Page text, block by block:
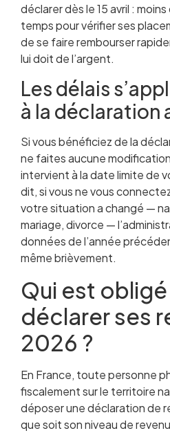
déclarer dès le 15 avril :
temps pour vérifier ses
de se faire rembourser
lui doit de l’argent.
Les délais
à la
Si vous bénéficiez de la
ne faites aucune
intervient à la date limite de
dit, si vous ne vous
votre situation a changé —
mariage, divorce —
données de l’année
même brièvement.
Qui est
déclarer ses
2026 ?
En France, toute personne
fiscalement sur le territoire
déposer une déclaration de
que soit son niveau de